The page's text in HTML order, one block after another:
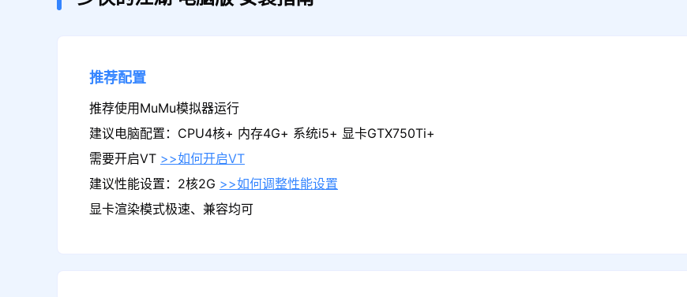
推荐配置
推荐使用MuMu模拟器运行
建议电脑配置：CPU4核+ 内存4G+ 系统i5+ 显卡GTX750Ti+
需要开启VT >>如何开启VT
建议性能设置：2核2G >>如何调整性能设置
显卡渲染模式极速、兼容均可